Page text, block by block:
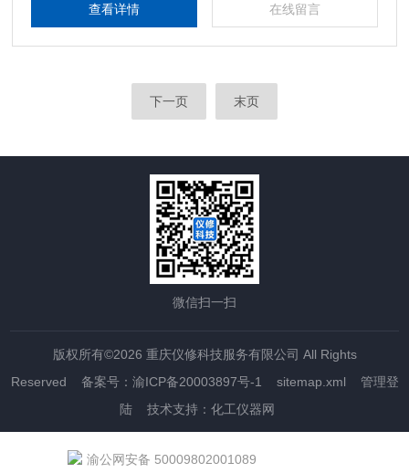
查看详情 在线留言
下一页 末页
微信扫一扫
版权所有©2026 重庆仪修科技服务有限公司 All Rights
Reserved 备案号：渝ICP备20003897号-1 sitemap.xml
管理登
陆 技术支持： 化工仪器网
渝公网安备 50009802001089